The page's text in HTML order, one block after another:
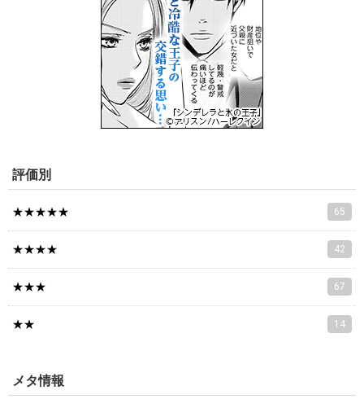
評価別
★★★★★ 65
★★★★ 42
★★★ 67
★★ 14
メタ情報